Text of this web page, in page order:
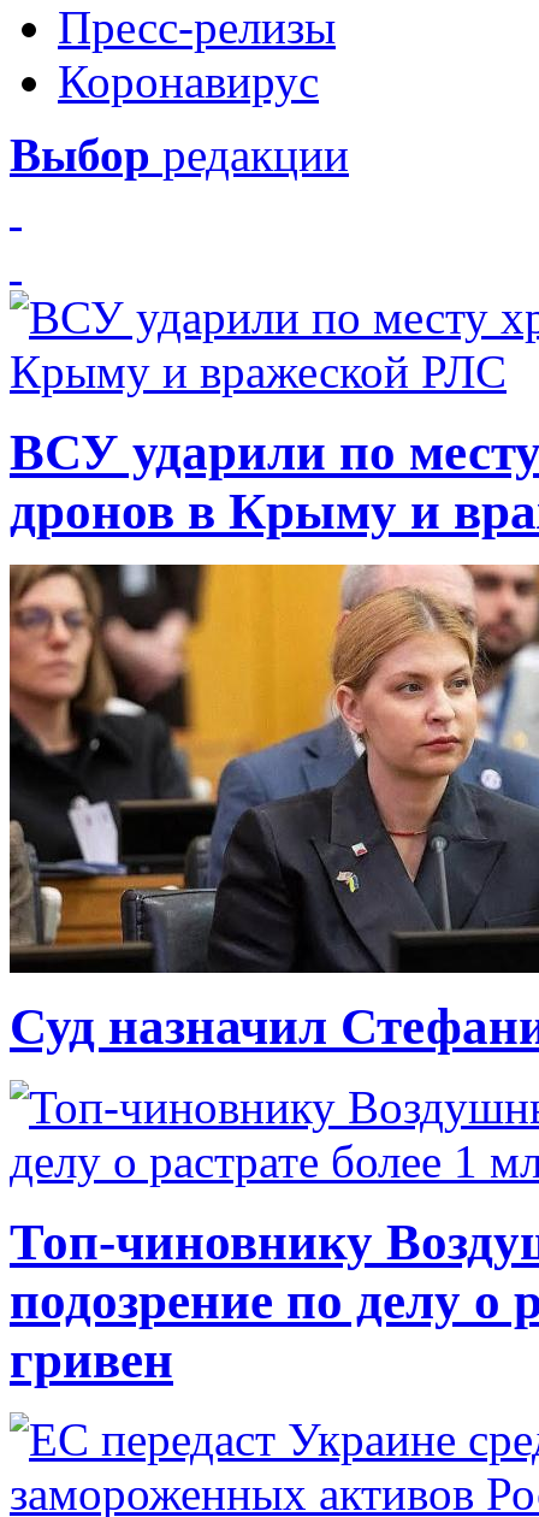
Пресс-релизы
Коронавирус
Выбор редакции
ВСУ ударили по
дронов в Крыму и
Суд назначил
Топ-чиновнику
подозрение по делу о
гривен